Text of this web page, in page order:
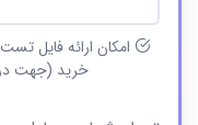
امکان ارائه فایل
خرید (جهت